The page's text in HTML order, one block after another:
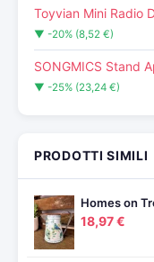
Toyvian Mini Radio
▼ -20% (8,52 €)
SONGMICS Stand
▼ -25% (23,24 €)
PRODOTTI SIMILI
Homes on
18,97 €